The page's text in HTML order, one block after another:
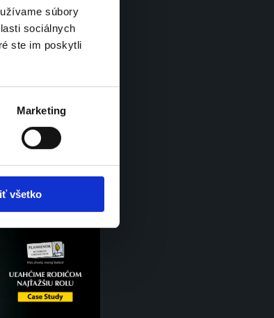
súbory
sociálnych
ste im poskytli
Marketing
všetko